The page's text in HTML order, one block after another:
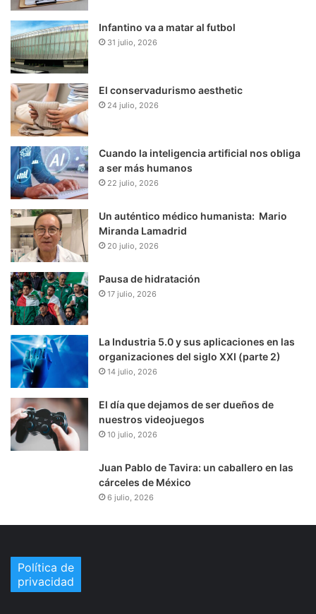
Infantino va a matar al futbol
31 julio, 2026
El conservadurismo aesthetic
24 julio, 2026
Cuando la inteligencia artificial nos obliga
a ser más humanos
22 julio, 2026
Un auténtico médico humanista: Mario
Miranda Lamadrid
20 julio, 2026
Pausa de hidratación
17 julio, 2026
La Industria 5.0 y sus aplicaciones en las
organizaciones del siglo XXI (parte 2)
14 julio, 2026
El día que dejamos de ser dueños de
nuestros videojuegos
10 julio, 2026
Juan Pablo de Tavira: un caballero en las
cárceles de México
6 julio, 2026
Política de
privacidad